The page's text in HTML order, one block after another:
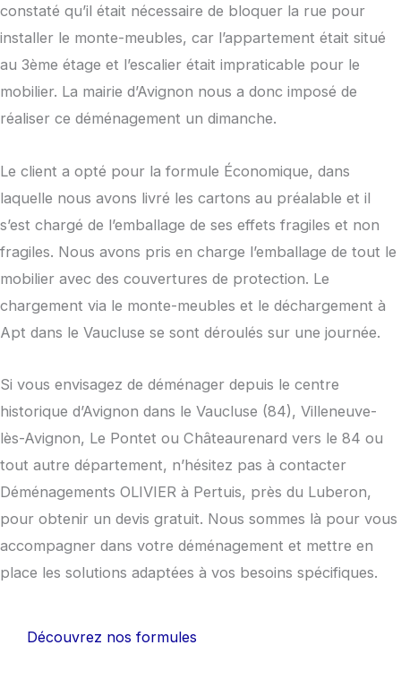
constaté qu’il était nécessaire de bloquer la rue pour
installer le monte-meubles, car l’appartement était situé
au 3ème étage et l’escalier était impraticable pour le
mobilier. La mairie d’Avignon nous a donc imposé de
réaliser ce déménagement un dimanche.
Le client a opté pour la formule Économique, dans
laquelle nous avons livré les cartons au préalable et il
s’est chargé de l’emballage de ses effets fragiles et non
fragiles. Nous avons pris en charge l’emballage de tout le
mobilier avec des couvertures de protection. Le
chargement via le monte-meubles et le déchargement à
Apt dans le Vaucluse se sont déroulés sur une journée.
Si vous envisagez de déménager depuis le centre
historique d’Avignon dans le Vaucluse (84), Villeneuve-
lès-Avignon, Le Pontet ou Châteaurenard vers le 84 ou
tout autre département, n’hésitez pas à contacter
Déménagements OLIVIER à Pertuis, près du Luberon,
pour obtenir un devis gratuit. Nous sommes là pour vous
accompagner dans votre déménagement et mettre en
place les solutions adaptées à vos besoins spécifiques.
Découvrez nos formules